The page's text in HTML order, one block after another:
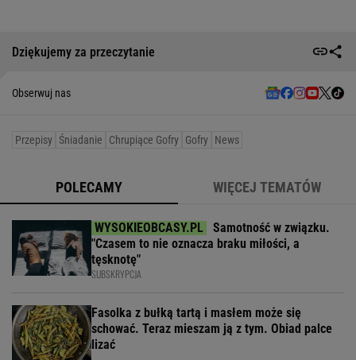
Dziękujemy za przeczytanie
Obserwuj nas
Przepisy Śniadanie Chrupiące Gofry Gofry News
POLECAMY WIĘCEJ TEMATÓW
Samotność w związku.
"Czasem to nie oznacza braku miłości, a
tęsknotę"
SUBSKRYPCJA
Fasolka z bułką tartą i masłem może się
schować. Teraz mieszam ją z tym. Obiad palce
lizać